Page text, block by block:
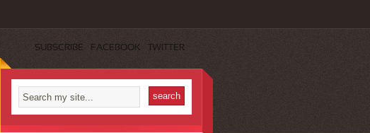
SUBSCRIBE FACEBOOK TWITTER